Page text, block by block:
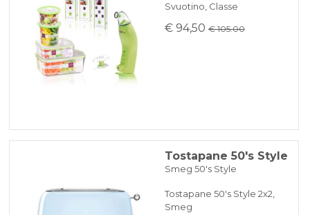
Svuotino, Classe
€ 94,50 € 105.00
Tostapane 50's Style
Smeg 50's Style
Tostapane 50's Style 2x2,
Smeg